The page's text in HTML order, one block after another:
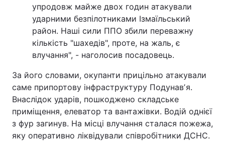
упродовж майже двох годин атакували
ударними безпілотниками Ізмаїльський
район. Наші сили ППО збили переважну
кількість "шахедів", проте, на жаль, є
влучання", - наголосив посадовець.
За його словами, окупанти прицільно атакували
саме припортову інфраструктуру Подунавʼя.
Внаслідок ударів, пошкоджено складське
приміщення, елеватор та вантажівки. Водій однієї
з фур загинув. На місці влучання сталася пожежа,
яку оперативно ліквідували співробітники ДСНС.